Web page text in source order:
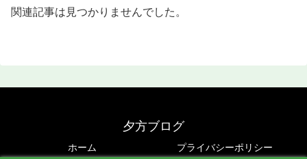
関連記事は見つかりませんでした。
夕方ブログ
ホーム プライバシーポリシー